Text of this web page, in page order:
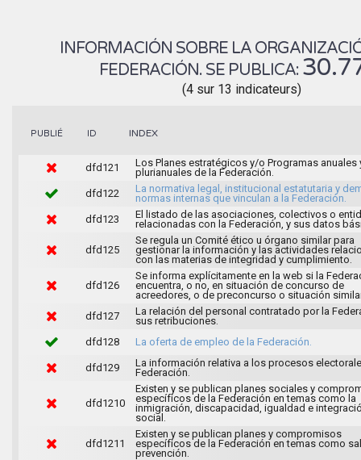
INFORMACIÓN SOBRE LA
FEDERACIÓN. SE PUBLICA:
(4 sur 13 indicateurs)
PUBLIÉ ID INDEX
dfd121
Los Planes estratégicos y/o Programas anuales
plurianuales de la Federación.
dfd122
La normativa legal, institucional estatutaria y
normas internas que vinculan a la Federación.
dfd123
El listado de las asociaciones, colectivos o
relacionadas con la Federación, y sus datos
dfd125
Se regula un Comité ético u órgano similar para
gestionar la información y las actividades
con las materias de integridad y cumplimiento.
dfd126
Se informa explícitamente en la web si la
encuentra, o no, en situación de concurso de
acreedores, o de preconcurso o situación
dfd127
La relación del personal contratado por la
sus retribuciones.
dfd128
La oferta de empleo de la Federación.
dfd129
La información relativa a los procesos
Federación.
dfd1210
Existen y se publican planes sociales y
específicos de la Federación en temas como la
inmigración, discapacidad, igualdad e
social.
dfd1211
Existen y se publican planes y compromisos
específicos de la Federación en temas como
prevención.